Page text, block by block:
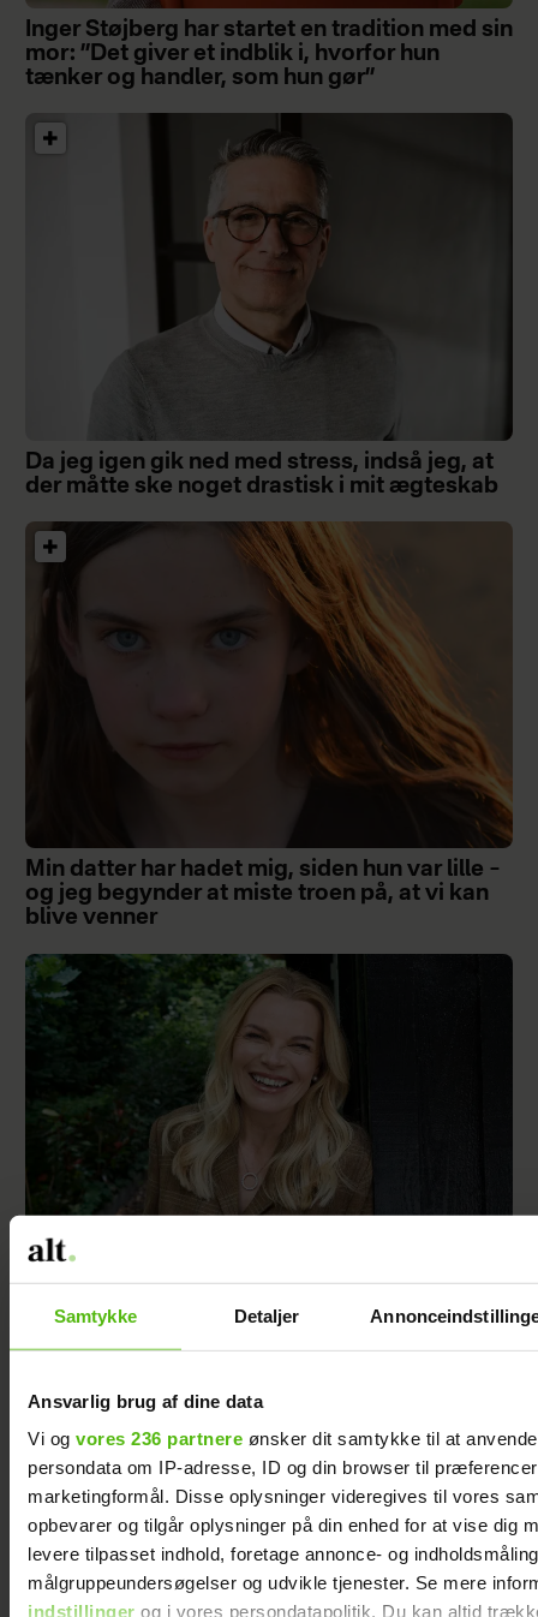
Samtykke Detaljer
Ansvarlig brug af dine data
Vi og vores 236 partnere ønsker dit samtykke til at
persondata om IP-adresse, ID og din browser til
marketingformål. Disse oplysninger videregives til vores
opbevarer og tilgår oplysninger på din enhed for at vise dig
levere tilpasset indhold, foretage annonce- og
målgruppeundersøgelser og udvikle tjenester. Se mere
indstillinger og i vores persondatapolitik. Du kan altid
Inger Støjberg har startet en tradition med sin
mor: ”Det giver et indblik i, hvorfor hun
tænker og handler, som hun gør”
Da jeg igen gik ned med stress, indså jeg, at
der måtte ske noget drastisk i mit ægteskab
Min datter har hadet mig, siden hun var lille –
og jeg begynder at miste troen på, at vi kan
blive venner
synes, det er så inspirerende at slå rødder et
sted, hvor man ikke kender nogen"
Da Knuds kone
blev syg, fik
hans døtre en
god idé – og